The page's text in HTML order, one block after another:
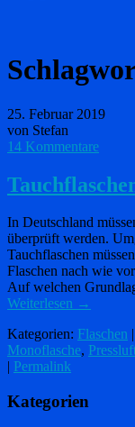
25. Februar 2019
von Stefan
14 Kommentare
In Deutschland
überprüft werden.
Tauchflaschen
Flaschen nach wie
Auf welchen
Weiterlesen →
Kategorien: Flaschen
Monoflasche,
Permalink
Kategorien